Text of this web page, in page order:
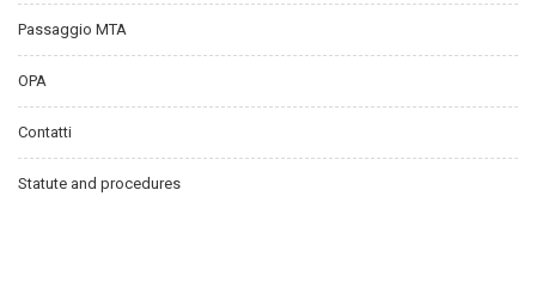
Passaggio MTA
OPA
Contatti
Statute and procedures